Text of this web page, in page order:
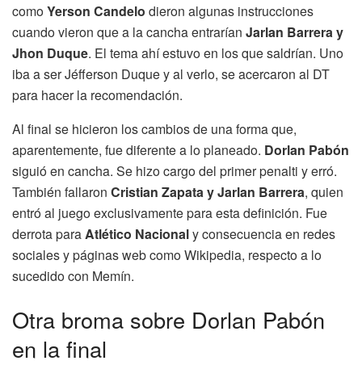
comoYerson Candelo dieron algunas instrucciones
cuando vieron que a la cancha entrarían Jarlan Barrera y
Jhon Duque. El tema ahí estuvo en los que saldrían. Uno
iba a ser Jéfferson Duque y al verlo, se acercaron al DT
para hacer la recomendación.
Al final se hicieron los cambios de una forma que,
aparentemente, fue diferente a lo planeado. Dorlan Pabón
siguió en cancha. Se hizo cargo del primer penalti y erró.
También fallaron Cristian Zapata y Jarlan Barrera, quien
entró al juego exclusivamente para esta definición. Fue
derrota paraAtlético Nacionaly consecuencia en redes
sociales y páginas web como Wikipedia, respecto a lo
sucedido con Memín.
Otra broma sobre Dorlan Pabón
en la final